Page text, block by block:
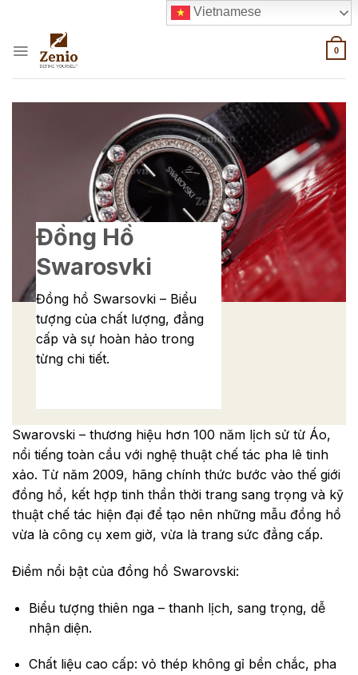
content
0
Đồng Hồ
Swarosvki
Đồng hồ Swarsovki – Biểu
tượng của chất lượng, đẳng
cấp và sự hoàn hảo trong
từng chi tiết.
Swarovski – thương hiệu hơn 100 năm lịch sử từ Áo,
nổi tiếng toàn cầu với nghệ thuật chế tác pha lê tinh
xảo. Từ năm 2009, hãng chính thức bước vào thế giới
đồng hồ, kết hợp tinh thần thời trang sang trọng và kỹ
thuật chế tác hiện đại để tạo nên những mẫu đồng hồ
vừa là công cụ xem giờ, vừa là trang sức đẳng cấp.
Điểm nổi bật của đồng hồ Swarovski:
Biểu tượng thiên nga – thanh lịch, sang trọng, dễ
nhận diện.
Chất liệu cao cấp: vỏ thép không gỉ bền chắc, pha
Vietnamese